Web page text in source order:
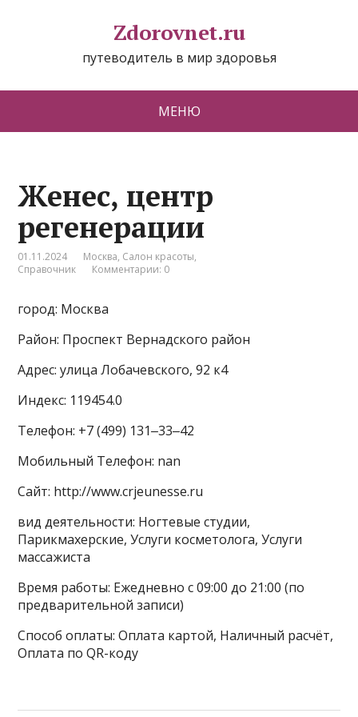
Zdorovnet.ru
путеводитель в мир здоровья
МЕНЮ
Женес, центр
регенерации
01.11.2024 Москва, Салон красоты,
Справочник
Комментарии: 0
город: Москва
Район: Проспект Вернадского район
Адрес: улица Лобачевского, 92 к4
Индекс: 119454.0
Телефон: +7 (499) 131‒33‒42
Мобильный Телефон: nan
Сайт: http://www.crjeunesse.ru
вид деятельности: Ногтевые студии,
Парикмахерские, Услуги косметолога, Услуги
массажиста
Время работы: Ежедневно с 09:00 до 21:00 (по
предварительной записи)
Способ оплаты: Оплата картой, Наличный расчёт,
Оплата по QR-коду